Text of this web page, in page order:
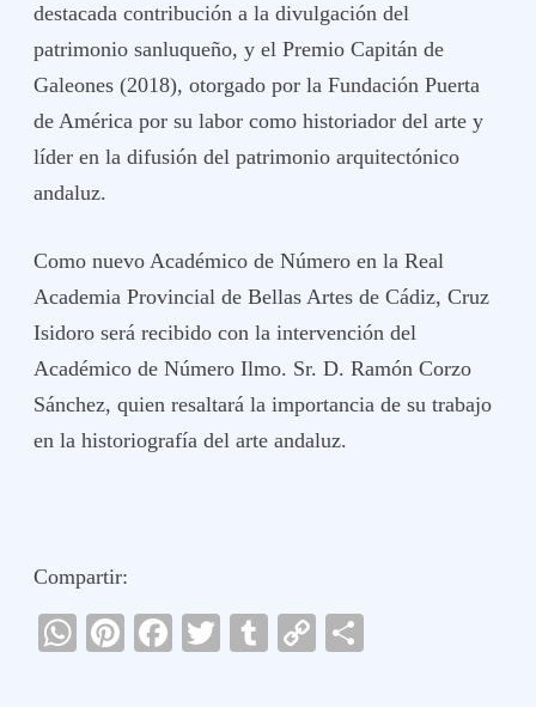
destacada contribución a la divulgación del
patrimonio sanluqueño, y el Premio Capitán de
Galeones (2018), otorgado por la Fundación Puerta
de América por su labor como historiador del arte y
líder en la difusión del patrimonio arquitectónico
andaluz.
Como nuevo Académico de Número en la Real
Academia Provincial de Bellas Artes de Cádiz, Cruz
Isidoro será recibido con la intervención del
Académico de Número Ilmo. Sr. D. Ramón Corzo
Sánchez, quien resaltará la importancia de su trabajo
en la historiografía del arte andaluz.
Compartir:
W Pi
Fa
T
T
C